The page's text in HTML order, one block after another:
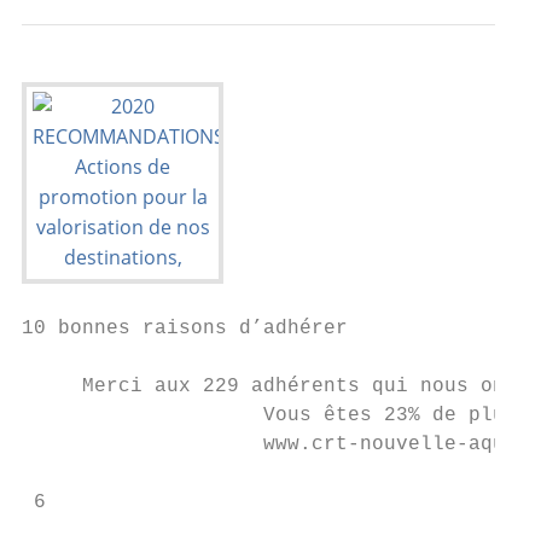
10 bonnes raisons d’adhérer
Merci aux 229 adhérents qui nous ont
Vous êtes 23% de plus
www.crt-nouvelle-
6